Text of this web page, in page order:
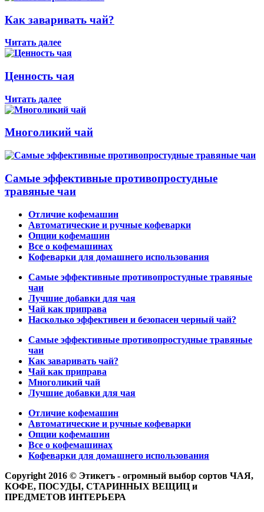
Как заваривать чай?
Читать далее
Ценность чая
Читать далее
Многоликий чай
Самые эффективные противопростудные
травяные чаи
Отличие кофемашин
Автоматические и ручные кофеварки
Опции кофемашин
Все о кофемашинах
Кофеварки для домашнего использования
Самые эффективные противопростудные травяные
чаи
Лучшие добавки для чая
Чай как приправа
Насколько эффективен и безопасен черный чай?
Самые эффективные противопростудные травяные
чаи
Как заваривать чай?
Чай как приправа
Многоликий чай
Лучшие добавки для чая
Отличие кофемашин
Автоматические и ручные кофеварки
Опции кофемашин
Все о кофемашинах
Кофеварки для домашнего использования
Copyright 2016 © Этикетъ - огромный выбор сортов ЧАЯ,
КОФЕ, ПОСУДЫ, СТАРИННЫХ ВЕЩИЦ и
ПРЕДМЕТОВ ИНТЕРЬЕРА